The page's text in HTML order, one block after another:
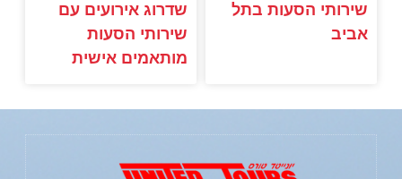
שירותי הסעות בתל
אביב
שדרוג אירועים עם
שירותי הסעות
מותאמים אישית